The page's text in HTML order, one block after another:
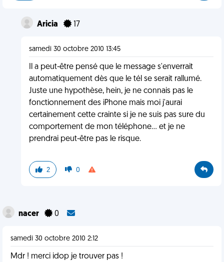
Aricia 17
samedi 30 octobre 2010 13:45
Il a peut-être pensé que le message s'enverrait
automatiquement dès que le tél se serait rallumé.
Juste une hypothèse, hein, je ne connais pas le
fonctionnement des iPhone mais moi j'aurai
certainement cette crainte si je ne suis pas sure du
comportement de mon téléphone... et je ne
prendrai peut-être pas le risque.
2 0
nacer 0
samedi 30 octobre 2010 2:12
Mdr ! merci idop je trouver pas !